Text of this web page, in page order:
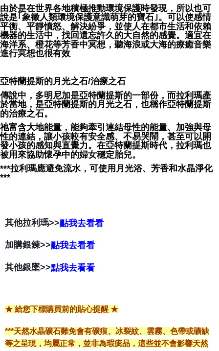
由於是在世界各地積極推動環境保護時發現，所以也可
說是｢象徵人類環境保護意識萌芽的寶石｣。可以使感情
平衡、平靜憤怒、解決紛爭，並使人在都市生活和依賴
機器的生活中，找回遺忘許久的大自然的感覺。適宜在
海洋系、橙花等芳香中冥想，聽海浪或大海的療癒音樂
進行冥想也很有效
亞特蘭提斯的月光之石/治療之石
傳說中，多明尼加是亞特蘭提斯的一部份，而拉利瑪產
於當地，是亞特蘭提斯的月光之石，也稱作亞特蘭提斯
的治療之石。
祂富含大地能量，能夠牽引連結母性的能量、加強與母
性的連結，讓小孩較有安全感、不易哭鬧，甚至可以開
發小孩的感知與直覺力。在亞特蘭提斯時代，拉利瑪也
被用來協助懷孕中的婦女穩定胎兒。
***拉利瑪應避免流水，可使用月光浴、芳香和水晶淨化
***
其他拉利瑪>>點我去看看
加購銀鍊>>點我去看看
其他銀墜>>點我去看看
★ 給您下標購買前的貼心提醒 ★
***天然水晶礦石難免會有礦痕、冰裂紋、雲霧、色帶或礦缺
等之呈現，均屬正常，並非為瑕疵品，這些並不會影響天然